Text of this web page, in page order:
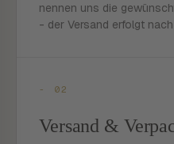
nennen uns die
- der Versand erfolgt
- 02
Versand &